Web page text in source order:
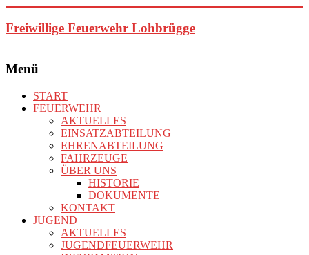
Inhalt
springen
Freiwillige Feuerwehr Lohbrügge
Menü
START
FEUERWEHR
AKTUELLES
EINSATZABTEILUNG
EHRENABTEILUNG
FAHRZEUGE
ÜBER UNS
HISTORIE
DOKUMENTE
KONTAKT
JUGEND
AKTUELLES
JUGENDFEUERWEHR